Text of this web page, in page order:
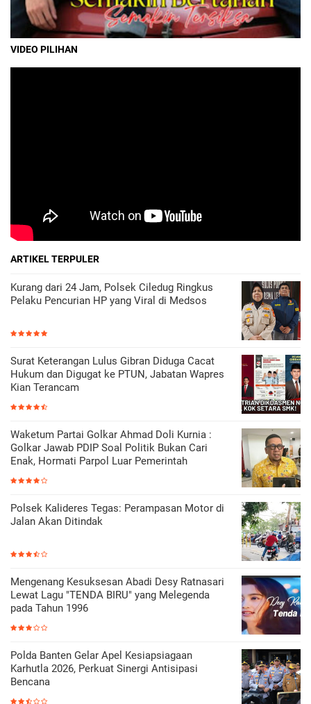
VIDEO PILIHAN
ARTIKEL TERPULER
Kurang dari 24 Jam, Polsek Ciledug Ringkus
Pelaku Pencurian HP yang Viral di Medsos
Surat Keterangan Lulus Gibran Diduga Cacat
Hukum dan Digugat ke PTUN, Jabatan Wapres
Kian Terancam
Waketum Partai Golkar Ahmad Doli Kurnia :
Golkar Jawab PDIP Soal Politik Bukan Cari
Enak, Hormati Parpol Luar Pemerintah
Polsek Kalideres Tegas: Perampasan Motor di
Jalan Akan Ditindak
Mengenang Kesuksesan Abadi Desy Ratnasari
Lewat Lagu "TENDA BIRU" yang Melegenda
pada Tahun 1996
Polda Banten Gelar Apel Kesiapsiagaan
Karhutla 2026, Perkuat Sinergi Antisipasi
Bencana